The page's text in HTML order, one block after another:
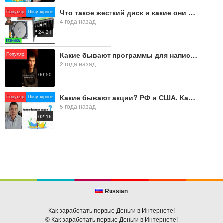
Популяр. Популярное
24:31
Что такое жесткий диск и какие они бывают? (видео 468)
4 года назад
Популяр.
00:50
Какие бывают программы для написания кода? 1 #программирование #код #ide #python
2 года назад
Популяр. Популярное
02:16
Какие бывают акции? РФ и США. Как инвестировать в акции. Инвестирование с нуля.
5 года назад
Russian
Как заработать первые Деньги в Интернете!
© Как заработать первые Деньги в Интернете!